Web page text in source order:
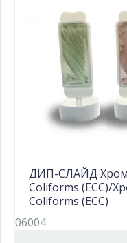
ДИП-СЛАЙД
Coliforms (ECC)/
Coliforms (ECC)
06004